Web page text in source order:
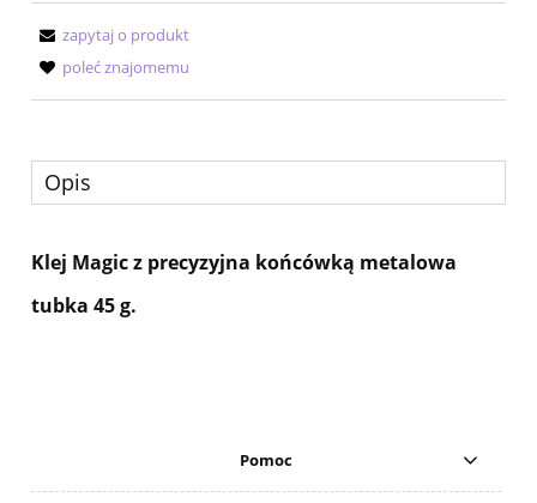
zapytaj o produkt
poleć znajomemu
Opis
Klej Magic z precyzyjna końcówką metalowa
tubka 45 g.
Pomoc